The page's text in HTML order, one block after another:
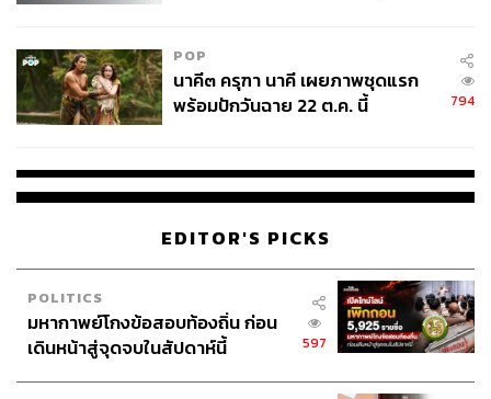
POP
นาคี๓ ครุฑา นาคี เผยภาพชุดแรก
พร้อมปักวันฉาย 22 ต.ค. นี้
794
EDITOR'S PICKS
POLITICS
มหากาพย์โกงข้อสอบท้องถิ่น ก่อน
เดินหน้าสู่จุดจบในสัปดาห์นี้
597